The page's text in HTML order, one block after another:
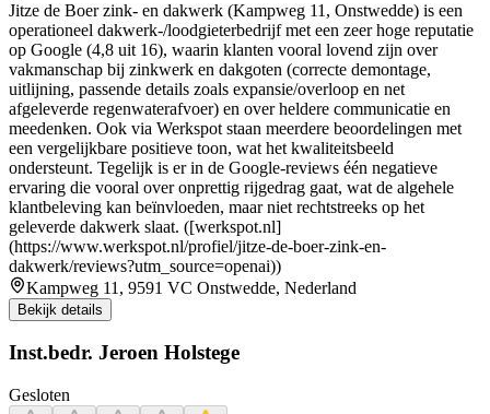
Jitze de Boer zink- en dakwerk (Kampweg 11, Onstwedde) is een
operationeel dakwerk-/loodgieterbedrijf met een zeer hoge reputatie
op Google (4,8 uit 16), waarin klanten vooral lovend zijn over
vakmanschap bij zinkwerk en dakgoten (correcte demontage,
uitlijning, passende details zoals expansie/overloop en net
afgeleverde regenwaterafvoer) en over heldere communicatie en
meedenken. Ook via Werkspot staan meerdere beoordelingen met
een vergelijkbare positieve toon, wat het kwaliteitsbeeld
ondersteunt. Tegelijk is er in de Google-reviews één negatieve
ervaring die vooral over onprettig rijgedrag gaat, wat de algehele
klantbeleving kan beïnvloeden, maar niet rechtstreeks op het
geleverde dakwerk slaat. ([werkspot.nl]
(https://www.werkspot.nl/profiel/jitze-de-boer-zink-en-
dakwerk/reviews?utm_source=openai))
Kampweg 11, 9591 VC Onstwedde, Nederland
Bekijk details
Inst.bedr. Jeroen Holstege
Gesloten